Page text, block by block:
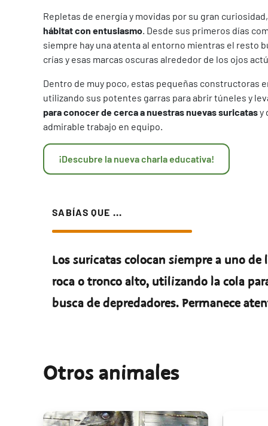
Repletas de energía y movidas por su gran curiosidad,
hábitat con entusiasmo. Desde sus primeros días
siempre hay una atenta al entorno mientras el resto
crías y esas marcas oscuras alrededor de los ojos
Dentro de muy poco, estas pequeñas constructoras
utilizando sus potentes garras para abrir túneles y
para conocer de cerca a nuestras nuevas suricatasy
admirable trabajo en equipo.
¡Descubre la nueva charla educativa!
SABÍAS QUE ...
Los suricatas colocan siempre a uno
roca o tronco alto, utilizando la cola
busca de depredadores. Permanece
Otros animales